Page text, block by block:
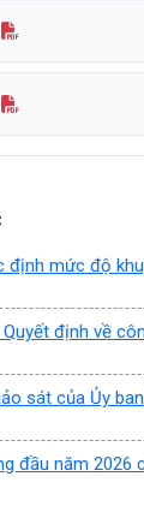
định mức độ
định về
sát của Ủy
đầu năm 2026